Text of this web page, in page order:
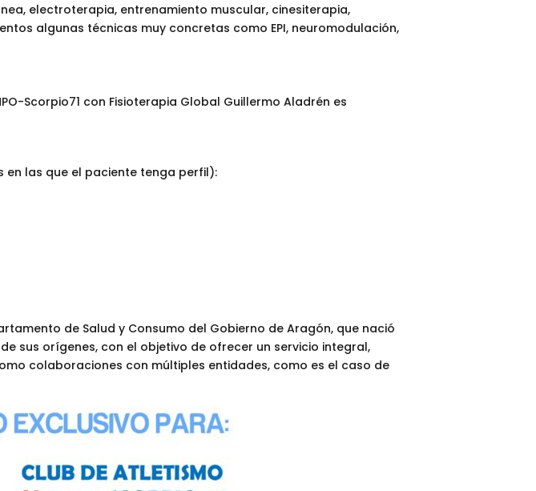
electroterapia, entrenamiento muscular, cinesiterapia,
algunas técnicas muy concretas como EPI, neuromodulación,
Scorpio71 con Fisioterapia Global Guillermo Aladrén es
en las que el paciente tenga perfil):
de Salud y Consumo del Gobierno de Aragón, que nació
sus orígenes, con el objetivo de ofrecer un servicio integral,
colaboraciones con múltiples entidades, como es el caso de